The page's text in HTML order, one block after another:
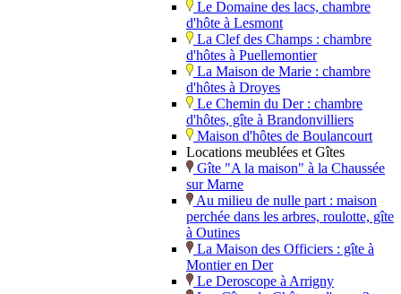
Le Domaine des lacs, chambre
d'hôte à Lesmont
La Clef des Champs : chambre
d'hôtes à Puellemontier
La Maison de Marie : chambre
d'hôtes à Droyes
Le Chemin du Der : chambre
d'hôtes, gîte à Brandonvilliers
Maison d'hôtes de Boulancourt
Locations meublées et Gîtes
Gîte "A la maison" à la Chaussée
sur Marne
Au milieu de nulle part : maison
perchée dans les arbres, roulotte, gîte
à Outines
La Maison des Officiers : gîte à
Montier en Der
Le Deroscope à Arrigny